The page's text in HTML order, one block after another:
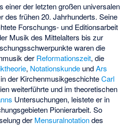
einer der letzten großen universalen
des frühen 20. Jahrhunderts. Seine
Forschungs- und Editionsarbeit
Musik des Mittelalters bis zur
waren die
der Reformationszeit, die
, Notationskunde undArs
der KirchenmusikgeschichteCarl
weiterführte und im theoretischen
Untersuchungen, leistete er in
Pionierarbeit. So
der Mensuralnotationdes